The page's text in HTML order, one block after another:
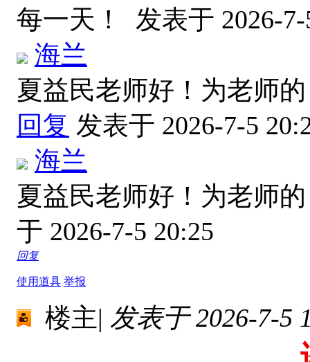
每一天！ 发表于 2026-
海兰
夏益民老师好！为老师
回复 发表于 2026-7-5
海兰
夏益民老师好！为老师
于 2026-7-5 20:25
回复
使用道具 举报
楼主| 发表于 2026-7-5